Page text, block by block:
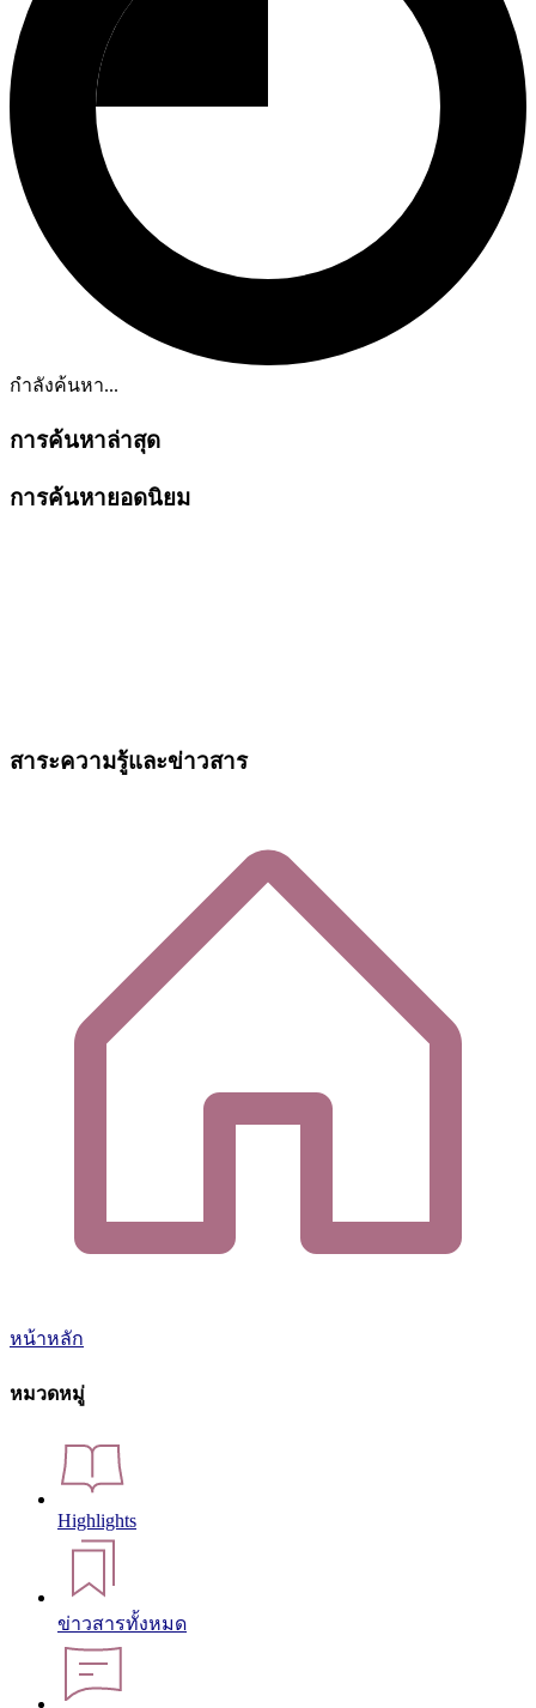
กำลังค้นหา...
การค้นหาล่าสุด
การค้นหายอดนิยม
สาระความรู้และข่าวสาร
หน้าหลัก
หมวดหมู่
Highlights
ข่าวสารทั้งหมด